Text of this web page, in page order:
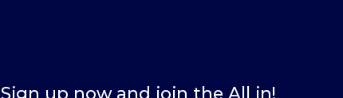
Sign up now and join the All in!